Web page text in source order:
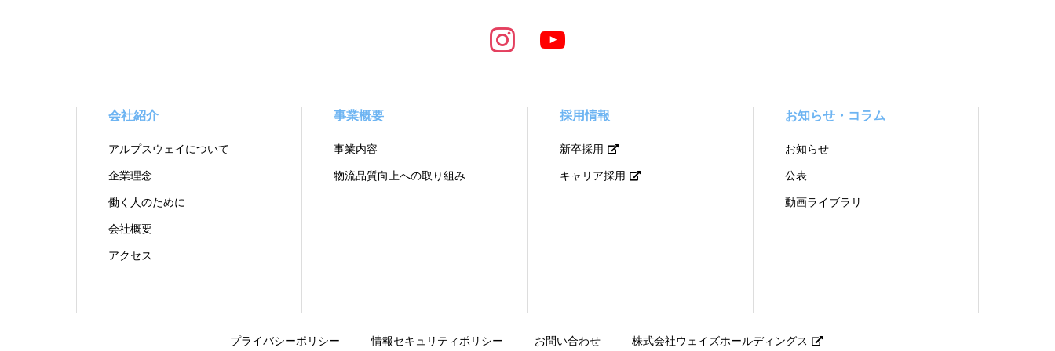
会社紹介
アルプスウェイについて
企業理念
働く人のために
会社概要
アクセス
事業概要
事業内容
物流品質向上への取り組み
採用情報
新卒採用
キャリア採用
お知らせ・コラム
お知らせ
公表
動画ライブラリ
プライバシーポリシー 情報セキュリティポリシー お問い合わせ 株式会社ウェイズホールディングス